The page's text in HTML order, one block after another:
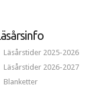
Läsårstider 2025-2026
Läsårstider 2026-2027
Blanketter